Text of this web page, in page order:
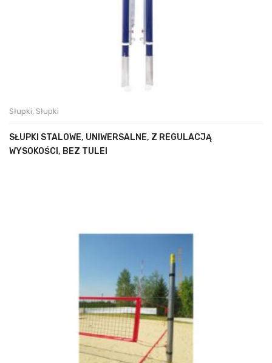
Słupki, Słupki
SŁUPKI STALOWE, UNIWERSALNE, Z REGULACJĄ
WYSOKOŚCI, BEZ TULEI